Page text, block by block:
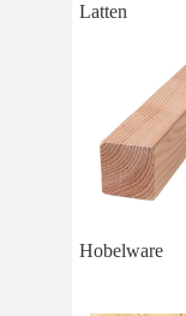
Latten
Hobelware